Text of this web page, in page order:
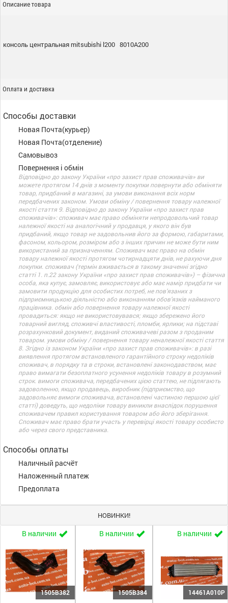
Описание товара
консоль центральная mitsubishi l200 8010A200
Оплата и доставка
Способы доставки
Новая Почта(курьер)
Новая Почта(отделение)
Самовывоз
Повернення і обмін
Відповідно до закону України «про захист прав споживачів» ви
можете протягом 14 днів з моменту покупки повернути або обміняти
товар, придбаний в магазині, за умови виконання всіх норм
передбачених законом. Умови обміну / повернення товару належної
якості стаття 9. Відповідно до закону України «про захист прав
споживачів»: споживач має право обміняти непродовольчий товар
належної якості на аналогічний у продавця, у якого він був
придбаний, якщо товар не задовольнив його за формою, габаритами,
фасоном, кольором, розміром або з інших причин не може бути ним
використаний за призначенням. Споживач має право на обмін
товару належної якості протягом чотирнадцяти днів, не рахуючи дня
покупки. споживач (термін вживається в такому значенні згідно
статті 1. п.22 закону України «про захист прав споживачів») – фізична
особа, яка купує, замовляє, використовує або має намір придбати чи
замовити продукцію для особистих потреб, не пов’язаних з
підприємницькою діяльністю або виконанням обов’язків найманого
працівника. обмін або повернення товару належної якості
провадиться: якщо не використовувався; якщо збережено його
товарний вигляд, споживчі властивості, пломби, ярлики; на підставі
розрахунковий документ, виданий споживачеві разом з проданим
товаром. умови обміну / повернення товару неналежної якості стаття
8. Згідно із законом України «про захист прав споживачів»: в разі
виявлення протягом встановленого гарантійного строку недоліків
споживач, в порядку та в строки, встановлені законодавством, має
право вимагати безоплатного усунення недоліків товару в розумний
строк. вимоги споживача, передбачених цією статтею, не підлягають
задоволенню, якщо продавець, виробник (підприємство, що
задовольняє вимоги споживача, встановлені частиною першою цієї
статті) доведуть, що недоліки товару виникли внаслідок порушення
споживачем правил користування товаром або його зберігання.
Споживач має право брати участь у перевірці якості товару особисто
або через свого представника.
Способы оплаты
Наличный расчёт
Наложенный платеж
Предоплата
НОВИНКИ!
В наличии
1505B382
В наличии
1505B384
В наличии
14461A010P